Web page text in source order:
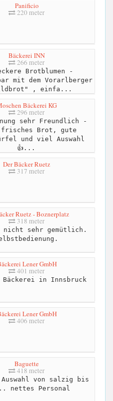
Panificio
220 meter
Bäckerei INN
266 meter
Brotblumen -
mit dem Vorarlberger
, einfa...
Bäckerei KG
296 meter
sehr Freundlich -
frisches Brot, gute
und viel Auswahl
👍...
Der Bäcker Ruetz
317 meter
Ruetz - Boznerplatz
318 meter
sehr gemütlich.
Lener GmbH
401 meter
in Innsbruck
Lener GmbH
406 meter
Baguette
418 meter
von salzig bis
nettes Personal